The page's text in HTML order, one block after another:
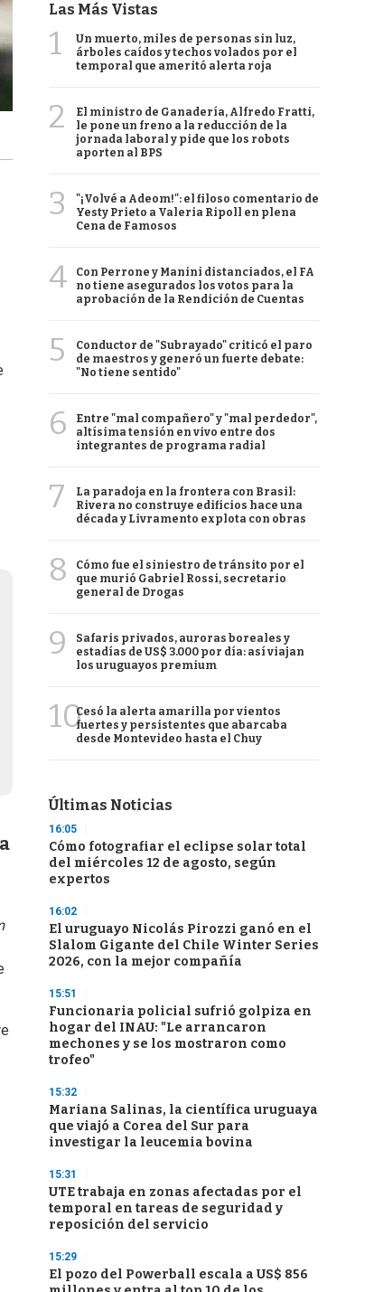
Las Más Vistas
1
Un muerto, miles de personas sin luz,
árboles caídos y techos volados por el
temporal que ameritó alerta roja
2
El ministro de Ganadería, Alfredo Fratti,
le pone un freno a la reducción de la
jornada laboral y pide que los robots
aporten al BPS
3
"¡Volvé a Adeom!": el filoso comentario de
Yesty Prieto a Valeria Ripoll en plena
Cena de Famosos
4
Con Perrone y Manini distanciados, el FA
no tiene asegurados los votos para la
aprobación de la Rendición de Cuentas
5
Conductor de "Subrayado" criticó el paro
de maestros y generó un fuerte debate:
"No tiene sentido"
6
Entre "mal compañero" y "mal perdedor",
altísima tensión en vivo entre dos
integrantes de programa radial
7
La paradoja en la frontera con Brasil:
Rivera no construye edificios hace una
década y Livramento explota con obras
8
Cómo fue el siniestro de tránsito por el
que murió Gabriel Rossi, secretario
general de Drogas
9
Safaris privados, auroras boreales y
estadías de US$ 3.000 por día: así viajan
los uruguayos premium
10Cesó la alerta amarilla por vientos
fuertes y persistentes que abarcaba
desde Montevideo hasta el Chuy
Últimas Noticias
16:05
Cómo fotografiar el eclipse solar total
del miércoles 12 de agosto, según
expertos
16:02
El uruguayo Nicolás Pirozzi ganó en el
Slalom Gigante del Chile Winter Series
2026, con la mejor compañía
15:51
Funcionaria policial sufrió golpiza en
hogar del INAU: "Le arrancaron
mechones y se los mostraron como
trofeo"
15:32
Mariana Salinas, la científica uruguaya
que viajó a Corea del Sur para
investigar la leucemia bovina
15:31
UTE trabaja en zonas afectadas por el
temporal en tareas de seguridad y
reposición del servicio
15:29
El pozo del Powerball escala a US$ 856